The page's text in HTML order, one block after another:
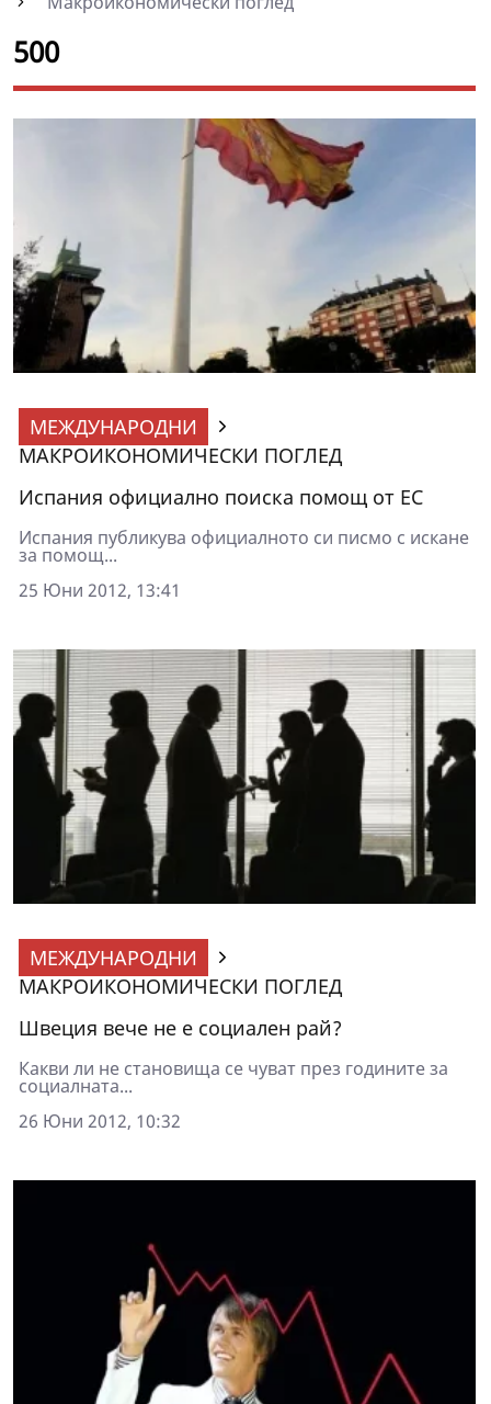
500
МЕЖДУНАРОДНИ
МАКРОИКОНОМИЧЕСКИ ПОГЛЕД
Испания официално поиска помощ от ЕС
Испания публикува официалното си писмо с искане
за помощ...
25 Юни 2012, 13:41
МЕЖДУНАРОДНИ
МАКРОИКОНОМИЧЕСКИ ПОГЛЕД
Швеция вече не е социален рай?
Какви ли не становища се чуват през годините за
социалната...
26 Юни 2012, 10:32